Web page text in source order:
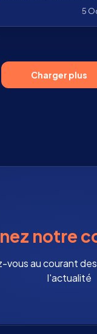
là pour vous tenir au 5
Charger plus
notre
au courant
l'actualité